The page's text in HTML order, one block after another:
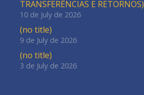
TRANSFERÊNCIAS E RETORNOS)
10 de July de 2026
(no title)
9 de July de 2026
(no title)
3 de July de 2026